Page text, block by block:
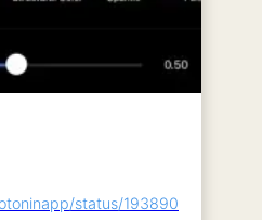
status/193890